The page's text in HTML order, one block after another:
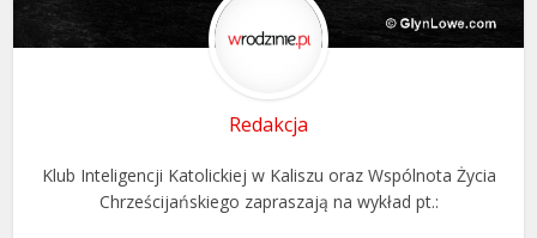
Redakcja
Klub Inteligencji Katolickiej w Kaliszu oraz Wspólnota Życia
Chrześcijańskiego zapraszają na wykład pt.: